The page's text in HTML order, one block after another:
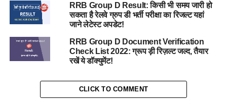
RRB Group D Result: किसी भी समय जारी हो
सकता है रेलवे ग्रुप डी भर्ती परीक्षा का रिजल्ट यहां
जाने लेटेस्ट अपडेट!
RRB Group D Document Verification
Check List 2022: ग्रूप ड़ी रिज़ल्ट जल्द, तैयार
रखें ये डॉक्युमेंट!
CLICK TO COMMENT